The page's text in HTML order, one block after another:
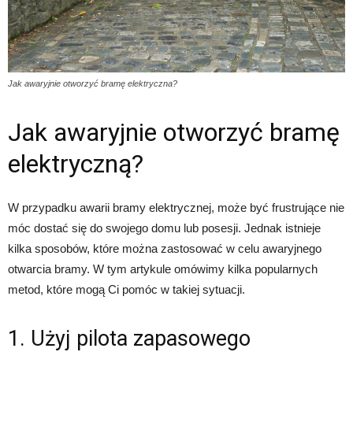
Jak awaryjnie otworzyć bramę elektryczna?
Jak awaryjnie otworzyć bramę
elektryczną?
W przypadku awarii bramy elektrycznej, może być frustrujące nie
móc dostać się do swojego domu lub posesji. Jednak istnieje
kilka sposobów, które można zastosować w celu awaryjnego
otwarcia bramy. W tym artykule omówimy kilka popularnych
metod, które mogą Ci pomóc w takiej sytuacji.
1. Użyj pilota zapasowego